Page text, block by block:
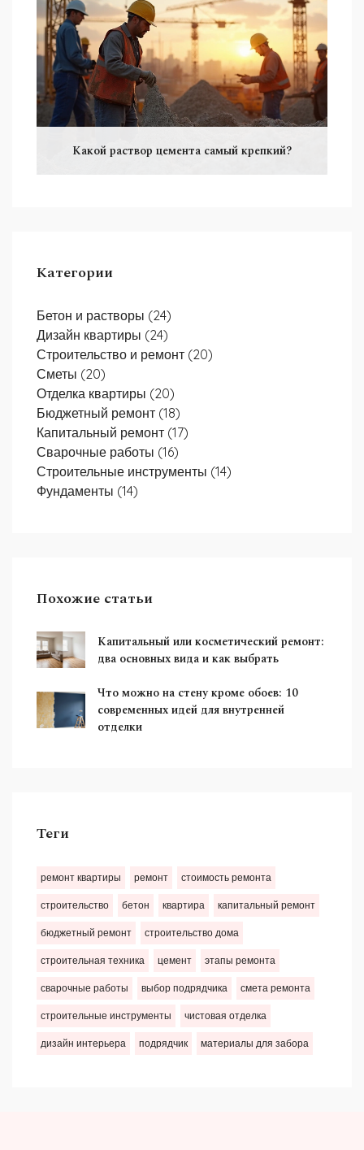
Какой раствор цемента самый крепкий?
Категории
Бетон и растворы (24)
Дизайн квартиры (24)
Строительство и ремонт (20)
Сметы (20)
Отделка квартиры (20)
Бюджетный ремонт (18)
Капитальный ремонт (17)
Сварочные работы (16)
Строительные инструменты (14)
Фундаменты (14)
Похожие статьи
Капитальный или косметический ремонт:
два основных вида и как выбрать
Что можно на стену кроме обоев: 10
современных идей для внутренней
отделки
Теги
ремонт квартиры ремонт стоимость ремонта
строительство бетон квартира капитальный ремонт
бюджетный ремонт строительство дома
строительная техника цемент этапы ремонта
сварочные работы выбор подрядчика смета ремонта
строительные инструменты чистовая отделка
дизайн интерьера подрядчик материалы для забора